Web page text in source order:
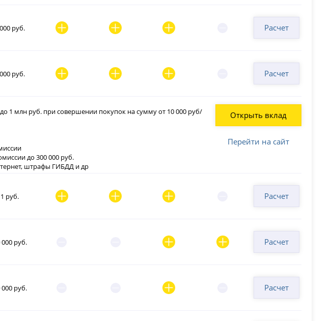
руб. Расчет
руб. Расчет
1 млн руб. при совершении покупок на сумму от 10 000 руб/
до 300 000 руб.
штрафы ГИБДД и др
Перейти на сайт
Открыть вклад
руб. Расчет
000 руб. Расчет
000 руб. Расчет